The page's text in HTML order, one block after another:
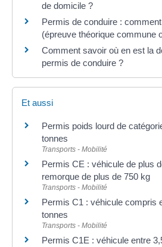
de domicile ?
Permis de conduire :
(épreuve théorique commune
Comment savoir où en est la
permis de conduire ?
Et aussi
Permis poids lourd de
tonnes
Transports - Mobilité
Permis CE : véhicule de plus
remorque de plus de 750 kg
Transports - Mobilité
Permis C1 : véhicule compris
tonnes
Transports - Mobilité
Permis C1E : véhicule entre